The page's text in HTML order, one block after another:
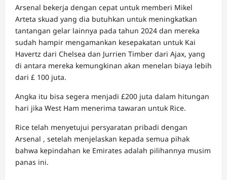
Arsenal bekerja dengan cepat untuk memberi Mikel
Arteta skuad yang dia butuhkan untuk meningkatkan
tantangan gelar lainnya pada tahun 2024 dan mereka
sudah hampir mengamankan kesepakatan untuk Kai
Havertz dari Chelsea dan Jurrien Timber dari Ajax, yang
di antara mereka kemungkinan akan menelan biaya lebih
dari £ 100 juta.
Angka itu bisa segera menjadi £200 juta dalam hitungan
hari jika West Ham menerima tawaran untuk Rice.
Rice telah menyetujui persyaratan pribadi dengan
Arsenal , setelah menjelaskan kepada semua pihak
bahwa kepindahan ke Emirates adalah pilihannya musim
panas ini.